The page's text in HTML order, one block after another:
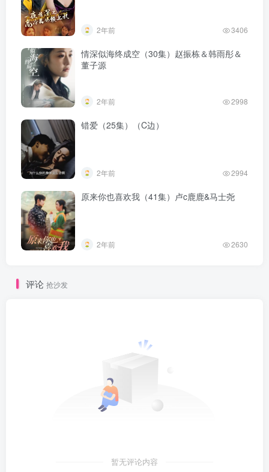
2年前 3406
情深似海终成空（30集）赵振栋＆韩雨彤＆
董子源
2年前 2998
错爱（25集）（C边）
2年前 2994
原来你也喜欢我（41集）卢c鹿鹿&马士尧
2年前 2630
评论 抢沙发
暂无评论内容